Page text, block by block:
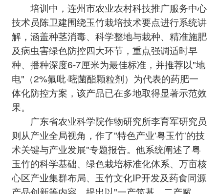
培训中，连州市农业农村科技推广服务中心
技术员陈卫建围绕玉竹栽培技术要点进行系统讲
解，涵盖种茎消毒、科学整地与栽种、精准施肥
及病虫害绿色防控四大环节，重点强调适时早
种、播种深度6-7厘米为最佳标准，并推荐以"地
电"（2%氟吡·嘧菌酯颗粒剂）为代表的药肥一
体化防控方案，该产品已在多地取得显著示范效
果。
广东省农业科学院作物研究所李育军研究员
则从产业全局视角，作了"特色产业'粤玉竹'的技
术关键与产业发展"专题报告。他系统阐述了粤
玉竹的科学基础、绿色栽培标准化体系、万亩核
心区产业集群布局、玉竹文化IP开发及药食同源
产品创新等内容，提出以"一产筑基、二产赋